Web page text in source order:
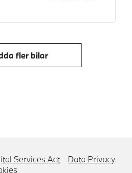
fler bilar
Services Act
Data Privacy